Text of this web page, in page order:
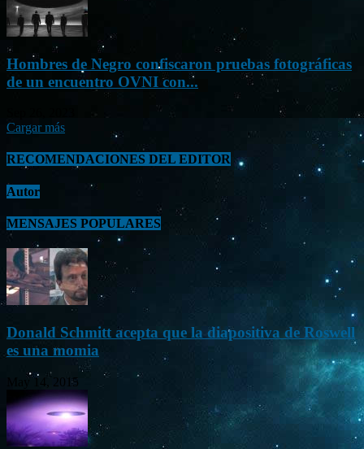
Hombres de Negro confiscaron pruebas fotográficas
de un encuentro OVNI con...
Cargar más
RECOMENDACIONES DEL EDITOR
Autor
MENSAJES POPULARES
Donald Schmitt acepta que la diapositiva de Roswell
es una momia
May 14, 2015